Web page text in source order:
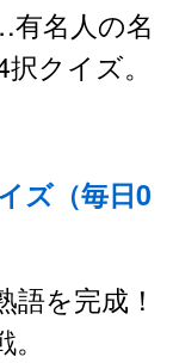
名人の名
クイズ。
ズ（毎日0
を完成！